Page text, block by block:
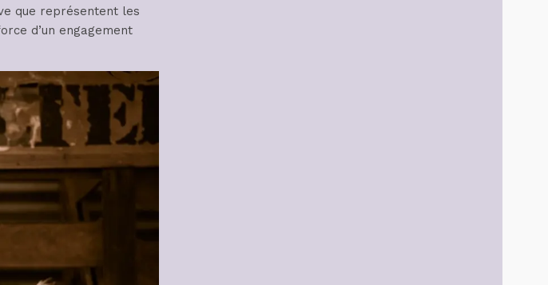
que représentent les
d’un engagement